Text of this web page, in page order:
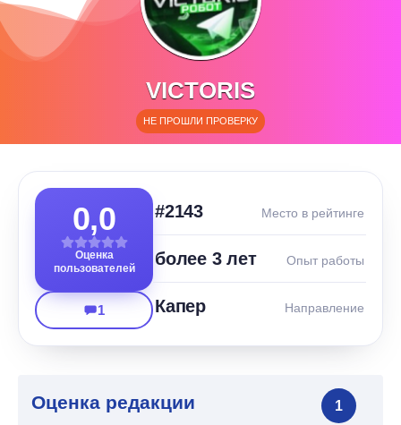
VICTORIS
НЕ ПРОШЛИ ПРОВЕРКУ
0,0
Оценка
пользователей
1
#2143 Место в рейтинге
более 3 лет Опыт работы
Капер Направление
Оценка редакции 1